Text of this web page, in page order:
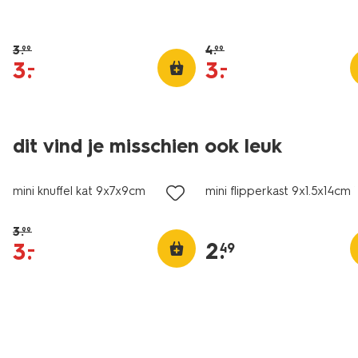
3.99
3.
–
4.99
3.
–
dit vind je misschien ook leuk
sale
mini knuffel kat 9x7x9cm
3.99
3.
–
mini flipperkast 9x1.5x14cm
2.
49